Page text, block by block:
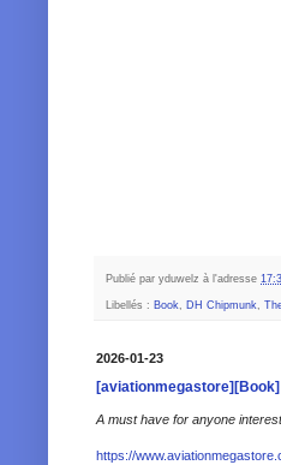
Publié par yduwelz à l'adresse
Libellés : Book DH Chipmunk
2026-01-23
A must have for anyone
https://